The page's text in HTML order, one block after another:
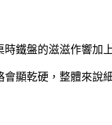
鐵盤的滋滋作響加
顯乾硬，整體來說